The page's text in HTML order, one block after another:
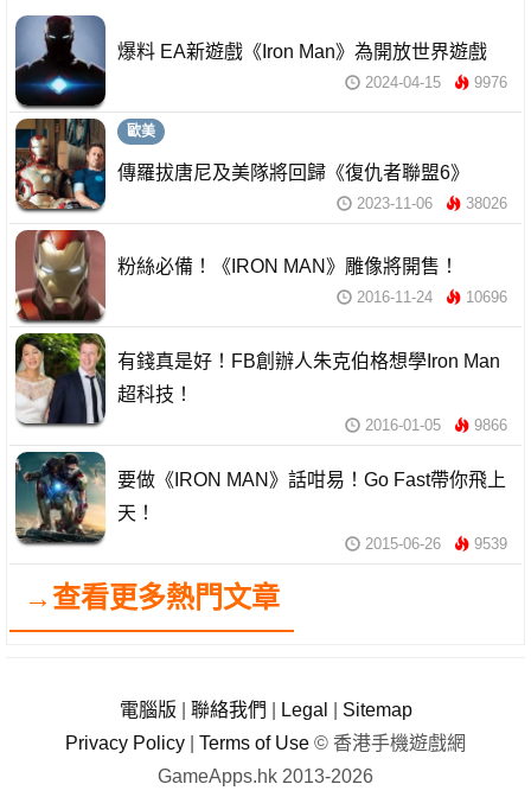
爆料 EA新遊戲《Iron Man》為開放世界遊戲
2024-04-15 9976
歐美
傳羅拔唐尼及美隊將回歸《復仇者聯盟6》
2023-11-06 38026
粉絲必備！《IRON MAN》雕像將開售！
2016-11-24 10696
有錢真是好！FB創辦人朱克伯格想學Iron Man
超科技！
2016-01-05 9866
要做《IRON MAN》話咁易！Go Fast帶你飛上
天！
2015-06-26 9539
→查看更多熱門文章
電腦版 聯絡我們 Legal
Sitemap
Privacy Policy
Terms of Use © 香港手機遊戲網
GameApps.hk 2013-2026